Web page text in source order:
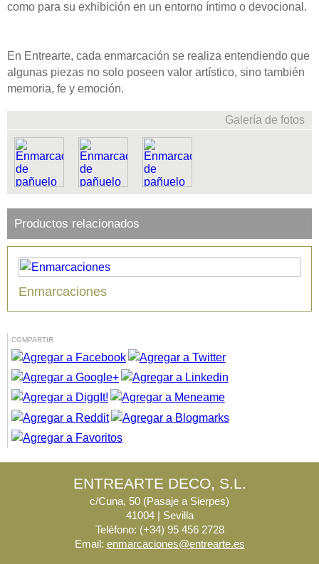
como para su exhibición en un entorno íntimo o devocional.
En Entrearte, cada enmarcación se realiza entendiendo que
algunas piezas no solo poseen valor artístico, sino también
memoria, fe y emoción.
Galería de fotos
Productos relacionados
Enmarcaciones
COMPARTIR
ENTREARTE DECO, S.L.
c/Cuna, 50 (Pasaje a Sierpes)
41004 | Sevilla
Teléfono: (+34) 95 456 2728
Email: enmarcaciones@entrearte.es